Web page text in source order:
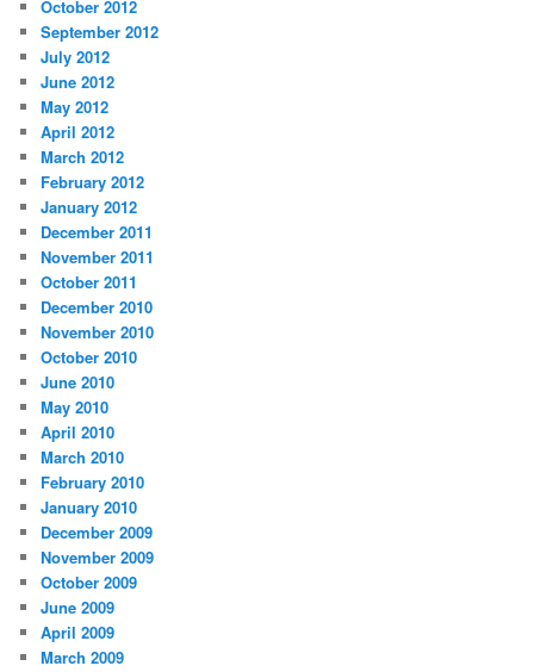
October 2012
September 2012
July 2012
June 2012
May 2012
April 2012
March 2012
February 2012
January 2012
December 2011
November 2011
October 2011
December 2010
November 2010
October 2010
June 2010
May 2010
April 2010
March 2010
February 2010
January 2010
December 2009
November 2009
October 2009
June 2009
April 2009
March 2009